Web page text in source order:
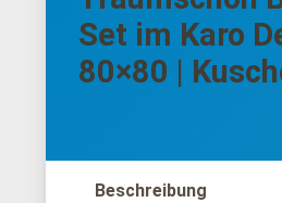
Set im Karo
80×80 |
Beschreibung